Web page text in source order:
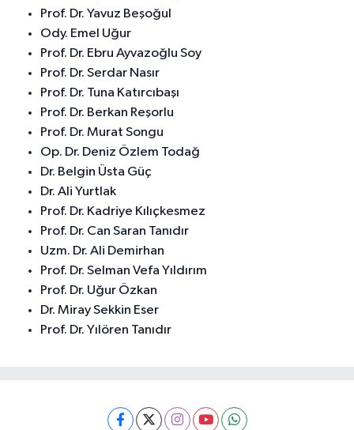
Prof. Dr. Yavuz Beşoğul
Ody. Emel Uğur
Prof. Dr. Ebru Ayvazoğlu Soy
Prof. Dr. Serdar Nasır
Prof. Dr. Tuna Katırcıbaşı
Prof. Dr. Berkan Reşorlu
Prof. Dr. Murat Songu
Op. Dr. Deniz Özlem Todağ
Dr. Belgin Üsta Güç
Dr. Ali Yurtlak
Prof. Dr. Kadriye Kılıçkesmez
Prof. Dr. Can Saran Tanıdır
Uzm. Dr. Ali Demirhan
Prof. Dr. Selman Vefa Yıldırım
Prof. Dr. Uğur Özkan
Dr. Miray Sekkin Eser
Prof. Dr. Yılören Tanıdır